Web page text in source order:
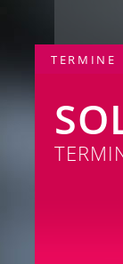
TERMINE